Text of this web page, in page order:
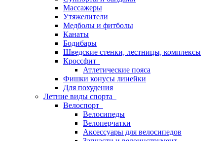
Массажеры
Утяжелители
Медболы и фитболы
Канаты
Бодибары
Шведские стенки, лестницы, комплексы
Кроссфит
Атлетические пояса
Фишки конусы линейки
Для похудения
Летние виды спорта
Велоспорт
Велосипеды
Велоперчатки
Аксессуары для велосипедов